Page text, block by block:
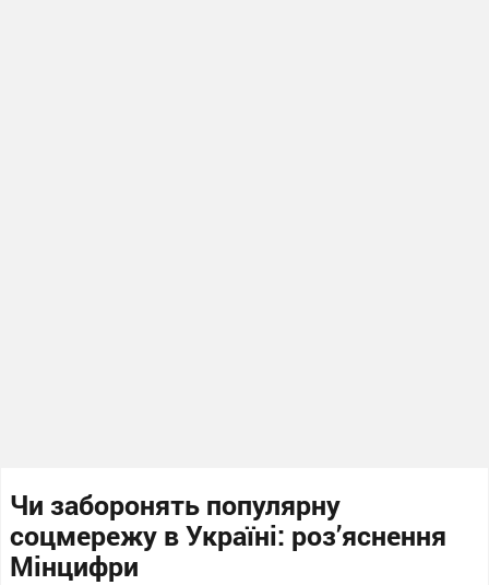
Чи заборонять популярну
соцмережу в Україні: роз’яснення
Мінцифри